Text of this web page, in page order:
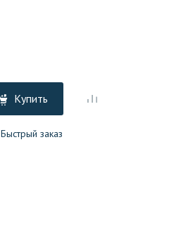
Купить
Быстрый заказ